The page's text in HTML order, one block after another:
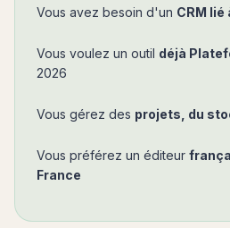
Vous avez besoin d'un CRM
Vous voulez un outil déjà
2026
Vous gérez des projets, du
Vous préférez un éditeur
France